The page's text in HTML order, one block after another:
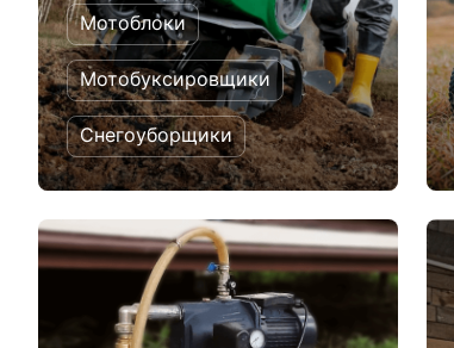
Мотоблоки
Мотобуксировщики
Снегоуборщики